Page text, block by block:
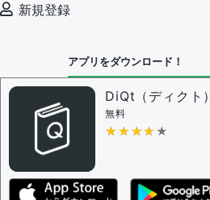
新規登録
アプリをダウンロード！
DiQt（ディクト）
無料
★★★★★
★★★★★